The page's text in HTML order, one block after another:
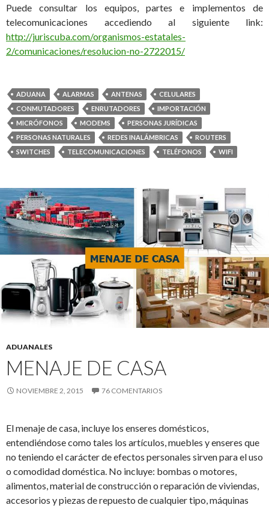
Puede consultar los equipos, partes e implementos de
telecomunicaciones accediendo al siguiente link:
http://juriscuba.com/organismos-estatales-
2/comunicaciones/resolucion-no-2722015/
ADUANA ALARMAS ANTENAS
CELULARES
CONMUTADORES
ENRUTADORES
IMPORTACIÓN
MICRÓFONOS
MODEMS
PERSONAS JURÍDICAS
PERSONAS NATURALES
REDES INALÁMBRICAS
ROUTERS
SWITCHES
TELECOMUNICACIONES TELÉFONOS WIFI
ADUANALES
MENAJE DE CASA
NOVIEMBRE 2, 2015 76 COMENTARIOS
El menaje de casa, incluye los enseres domésticos,
entendiéndose como tales los artículos, muebles y enseres que
no teniendo el carácter de efectos personales sirven para el uso
o comodidad doméstica. No incluye: bombas o motores,
alimentos, material de construcción o reparación de viviendas,
accesorios y piezas de repuesto de cualquier tipo, máquinas